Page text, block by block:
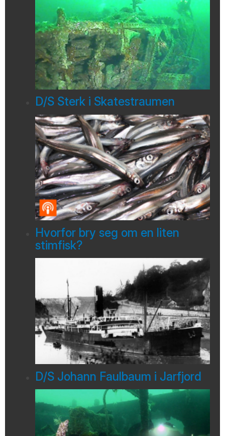
D/S Sterk i Skatestraumen
Hvorfor bry seg om en liten
stimfisk?
D/S Johann Faulbaum i Jarfjord